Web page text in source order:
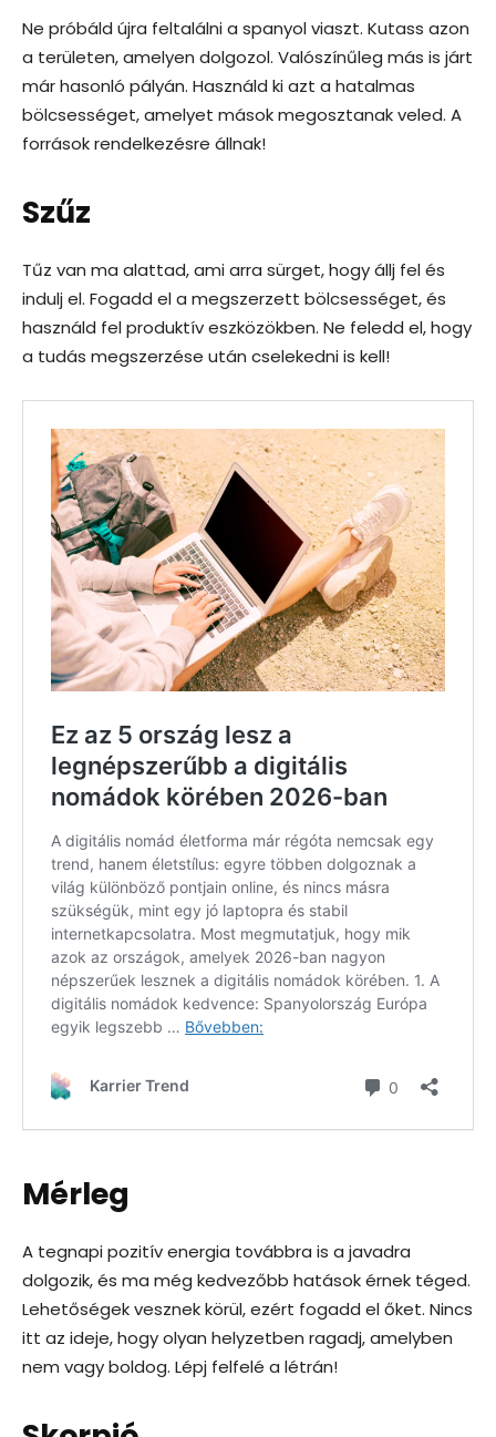
Ne próbáld újra feltalálni a spanyol viaszt. Kutass azon
a területen, amelyen dolgozol. Valószínűleg más is járt
már hasonló pályán. Használd ki azt a hatalmas
bölcsességet, amelyet mások megosztanak veled. A
források rendelkezésre állnak!
Szűz
Tűz van ma alattad, ami arra sürget, hogy állj fel és
indulj el. Fogadd el a megszerzett bölcsességet, és
használd fel produktív eszközökben. Ne feledd el, hogy
a tudás megszerzése után cselekedni is kell!
Mérleg
A tegnapi pozitív energia továbbra is a javadra
dolgozik, és ma még kedvezőbb hatások érnek téged.
Lehetőségek vesznek körül, ezért fogadd el őket. Nincs
itt az ideje, hogy olyan helyzetben ragadj, amelyben
nem vagy boldog. Lépj felfelé a létrán!